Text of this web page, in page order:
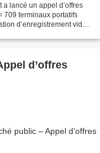
lancé un appel d’offres
709 terminaux portatifs
d’enregistrement vidéo
d’offres